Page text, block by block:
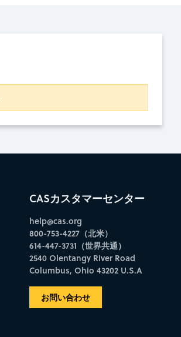
CASカスタマーセンター
help@cas.org
800-753-4227（北米）
614-447-3731（世界共通）
2540 Olentangy River Road
Columbus, Ohio 43202 U.S.A
お問い合わせ